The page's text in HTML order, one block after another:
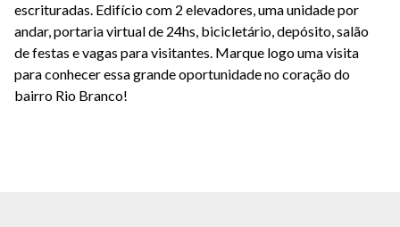
escrituradas. Edifício com 2 elevadores, uma unidade por
andar, portaria virtual de 24hs, bicicletário, depósito, salão
de festas e vagas para visitantes. Marque logo uma visita
para conhecer essa grande oportunidade no coração do
bairro Rio Branco!